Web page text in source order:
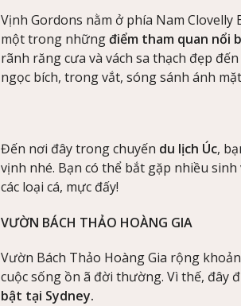
Vịnh Gordons nằm ở phía Nam Clovelly
một trong nhữngđiểm tham quan nổi
rãnh răng cưa và vách sa thạch đẹp
ngọc bích, trong vắt, sóng sánh ánh
Đến nơi đây trong chuyến du lịch Úc,
vịnh nhé. Bạn có thể bắt gặp nhiều
các loại cá, mực đấy!
VƯỜN BÁCH THẢO HOÀNG GIA
Vườn Bách Thảo Hoàng Gia rộng
cuộc sống ồn ã đời thường. Vì thế, đây
bật tại Sydney.